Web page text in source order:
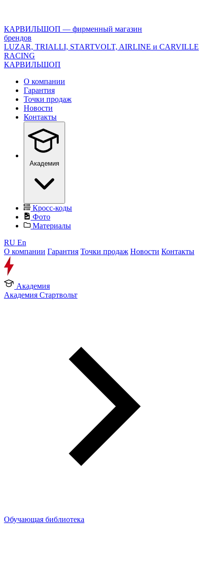
version="1.0"
encoding="utf-
8"?
>
КАРВИЛЬШОП — фирменный магазин
брендов
LUZAR, TRIALLI, STARTVOLT, AIRLINE и CARVILLE
RACING
КАРВИЛЬШОП
О компании
Гарантия
Точки продаж
Новости
Контакты
Академия
Кросс-коды
Фото
Материалы
RU En
О компании Гарантия Точки продаж Новости Контакты
Академия
Академия Стартвольт
Обучающая библиотека